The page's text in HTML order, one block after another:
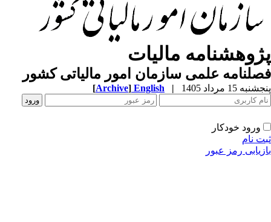
مالیات
علمی سازمان امور مالیاتی کشور
15 مرداد 1405 |
English
[Archive]
ورود خودکار
نام
رمز عبور